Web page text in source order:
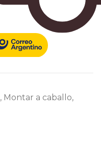
, Montar a caballo,